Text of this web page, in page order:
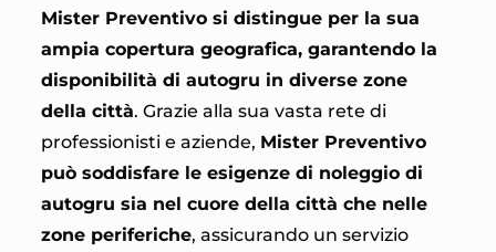
Mister Preventivo si distingue per la sua
ampia copertura geografica, garantendo la
disponibilità di autogru in diverse zone
della città. Grazie alla sua vasta rete di
professionisti e aziende, Mister Preventivo
può soddisfare le esigenze di noleggio di
autogru sia nel cuore della città che nelle
zone periferiche, assicurando un servizio